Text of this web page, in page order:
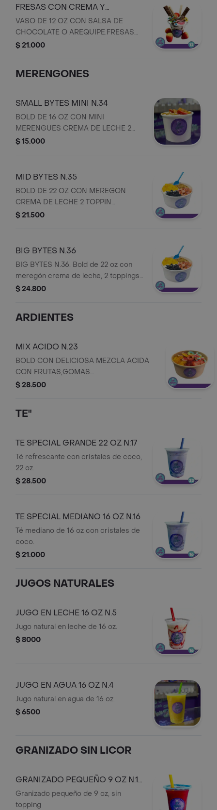
FRESAS CON CREMA Y
TOPPING N.33
VASO DE 12 OZ CON SALSA DE
CHOCOLATE O AREQUIPE.FRESAS
CON CREMA 2 TOPPING A ELECION
$ 21.000
MERENGONES
SMALL BYTES MINI N.34
BOLD DE 16 OZ CON MINI
MERENGUES CREMA DE LECHE 2
TOPPING FRUTALES Y 1 TOPPING A
$ 15.000
MID BYTES N.35
BOLD DE 22 OZ CON MEREGON
CREMA DE LECHE 2 TOPPIN
FRUTALES Y 2 TOPPING A ELECION Y
$ 21.500
BIG BYTES N.36
BIG BYTES N.36. Bold de 22 oz con
meregón crema de leche, 2 toppings
frutales, 2 a elección, Quipitos y
$ 24.800
ARDIENTES
MIX ACIDO N.23
BOLD CON DELICIOSA MEZCLA ACIDA
CON FRUTAS,GOMAS
ENCHILADAS,SAL,LIMON,LECHERITA,CHAMOY
$ 28.500
TE"
TE SPECIAL GRANDE 22 OZ N.17
Té refrescante con cristales de coco,
22 oz.
$ 28.500
TE SPECIAL MEDIANO 16 OZ N.16
Té mediano de 16 oz con cristales de
coco.
$ 21.000
JUGOS NATURALES
JUGO EN LECHE 16 OZ N.5
Jugo natural en leche de 16 oz.
$ 8000
JUGO EN AGUA 16 OZ N.4
Jugo natural en agua de 16 oz.
$ 6500
GRANIZADO SIN LICOR
GRANIZADO PEQUEÑO 9 OZ N.1
S
Granizado pequeño de 9 oz, sin
topping